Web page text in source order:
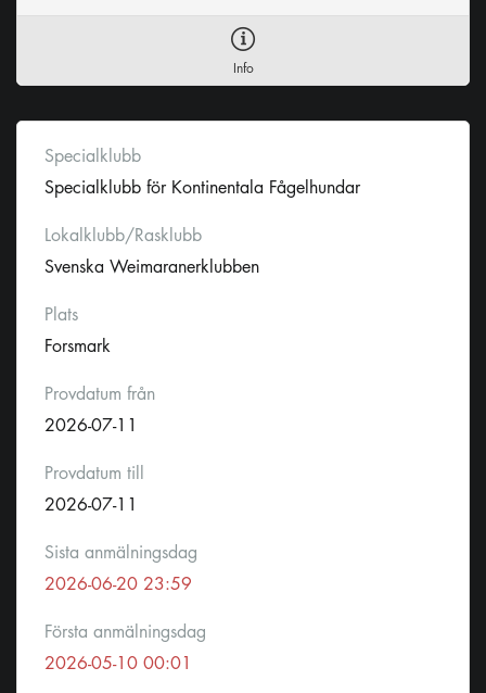
Info
Specialklubb
Specialklubb för Kontinentala Fågelhundar
Lokalklubb/Rasklubb
Svenska Weimaranerklubben
Plats
Forsmark
Provdatum från
2026-07-11
Provdatum till
2026-07-11
Sista anmälningsdag
2026-06-20 23:59
Första anmälningsdag
2026-05-10 00:01